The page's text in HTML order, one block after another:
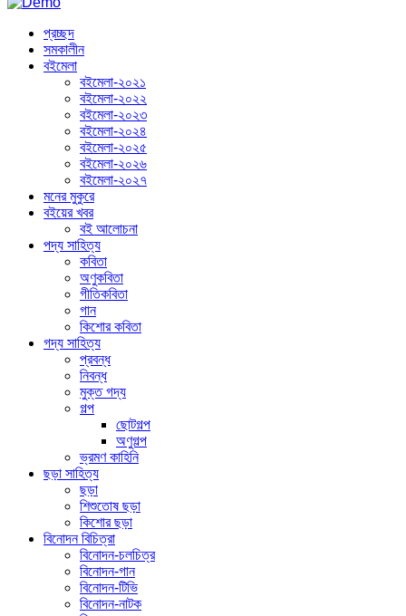
প্রচ্ছদ
সমকালীন
বইমেলা
বইমেলা-২০২১
বইমেলা-২০২২
বইমেলা-২০২৩
বইমেলা-২০২৪
বইমেলা-২০২৫
বইমেলা-২০২৬
বইমেলা-২০২৭
মনের মুকুরে
বইয়ের খবর
বই আলোচনা
পদ্য সাহিত্য
কবিতা
অণুকবিতা
গীতিকবিতা
গান
কিশোর কবিতা
গদ্য সাহিত্য
প্রবন্ধ
নিবন্ধ
মুক্ত গদ্য
গল্প
ছোটগল্প
অণুগল্প
ভ্রমণ কাহিনি
ছড়া সাহিত্য
ছড়া
শিশুতোষ ছড়া
কিশোর ছড়া
বিনোদন বিচিত্রা
বিনোদন-চলচিত্র
বিনোদন-গান
বিনোদন-টিভি
বিনোদন-নাটক